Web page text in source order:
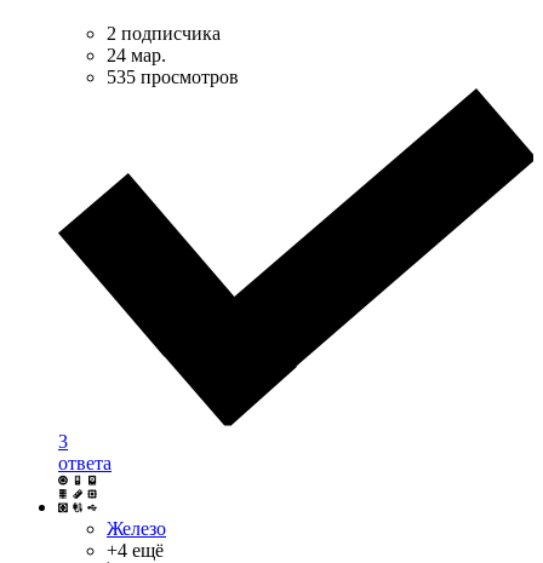
2 подписчика
24 мар.
535 просмотров
3
ответа
Железо
+4 ещё